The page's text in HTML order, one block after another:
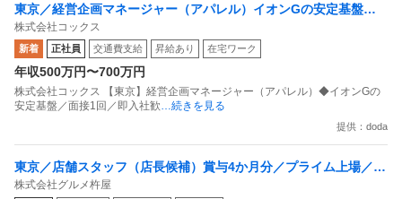
東京／経営企画マネージャー（アパレル）イオンGの安定基盤／
面接1回／即入社歓迎
株式会社コックス
新着 正社員 交通費支給 昇給あり 在宅ワーク
年収500万円〜700万円
株式会社コックス 【東京】経営企画マネージャー（アパレル）◆イオンGの
安定基盤／面接1回／即入社歓 …続きを見る
提供：doda
東京／店舗スタッフ（店長候補）賞与4か月分／プライム上場／残
業月15H以下／新店オープン多数
株式会社グルメ杵屋